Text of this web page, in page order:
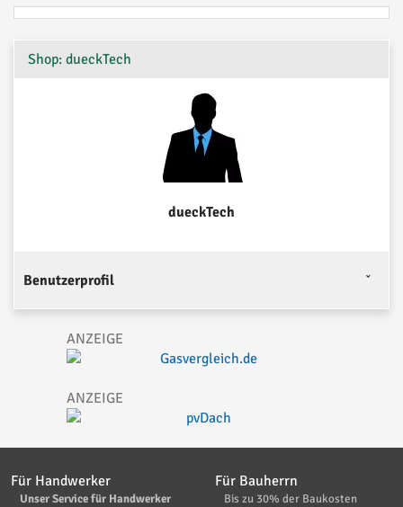
Shop: dueckTech
dueckTech
Benutzerprofil
Für Handwerker
Unser Service für Handwerker
Für Bauherrn
Bis zu 30% der Baukosten